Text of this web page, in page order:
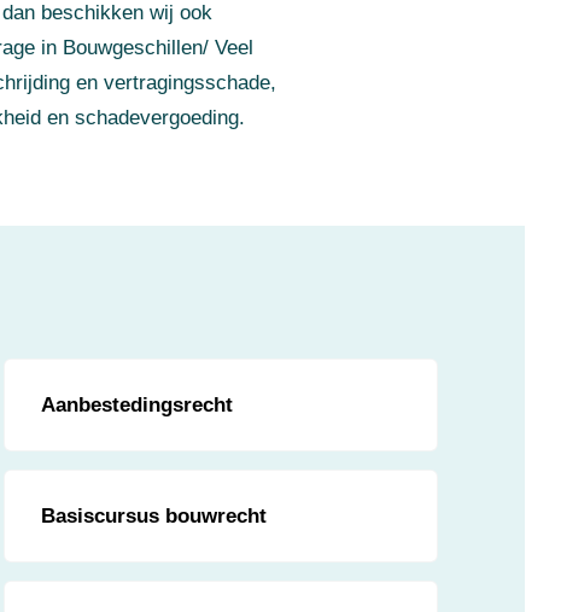
beschikken wij ook
in Bouwgeschillen/ Veel
en vertragingsschade,
en schadevergoeding.
Aanbestedingsrecht
Basiscursus bouwrecht